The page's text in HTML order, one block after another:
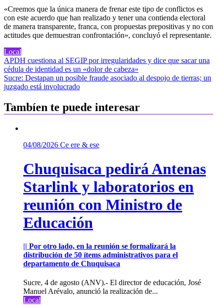
«Creemos que la única manera de frenar este tipo de conflictos es
con este acuerdo que han realizado y tener una contienda electoral
de manera transparente, franca, con propuestas prepositivas y no con
actitudes que demuestran confrontación», concluyó el representante.
Local
Navegación
de
entradas
APDH cuestiona al SEGIP por irregularidades y dice que sacar una
cédula de identidad es un «dolor de cabeza»
Sucre: Destapan un posible fraude asociado al despojo de tierras; un
juzgado está involucrado
Tambíen te puede interesar
04/08/2026 Ce ere & ese
Chuquisaca pedirá Antenas
Starlink y laboratorios en
reunión con Ministro de
Educación
|| Por otro lado, en la reunión se formalizará la
distribución de 50 ítems administrativos para el
departamento de Chuquisaca
Sucre, 4 de agosto (ANV).- El director de educación, José
Manuel Arévalo, anunció la realización de...
Local